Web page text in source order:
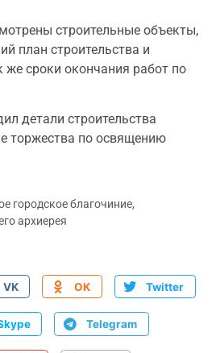
строительные объекты,
план строительства и
же сроки окончания работ по
детали строительства
торжества по освящению
городское благочиние,
архиерея
VK OK Twitter
Telegram